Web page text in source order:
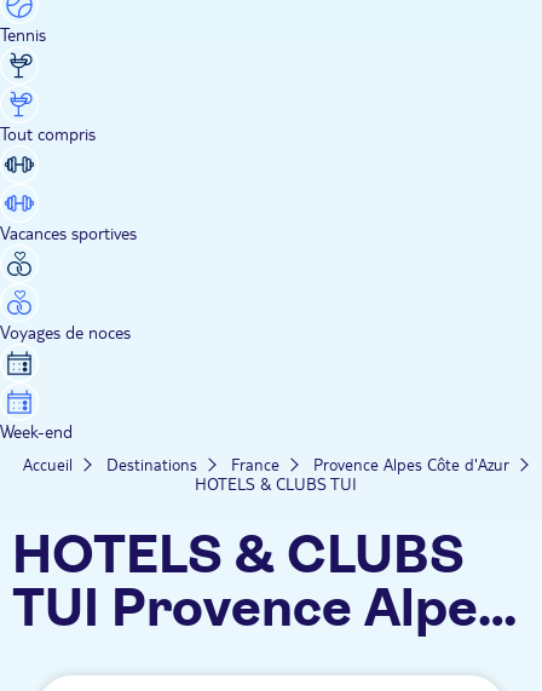
Tennis
Tout compris
Vacances sportives
Voyages de noces
Week-end
Accueil Destinations France
Provence Alpes Côte d'Azur
HOTELS & CLUBS TUI
HOTELS & CLUBS
TUI Provence Alpes
Côte d'Azur